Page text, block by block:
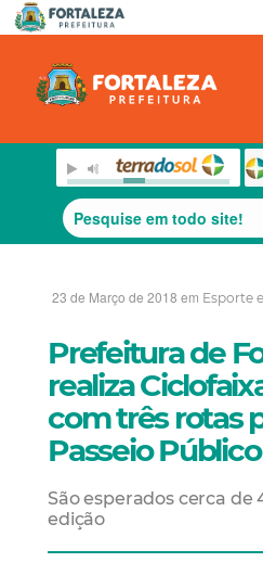
23 de Março de 2018 em Esporte
Prefeitura de
realiza
com três rotas
Passeio Público
São esperados cerca de
edição